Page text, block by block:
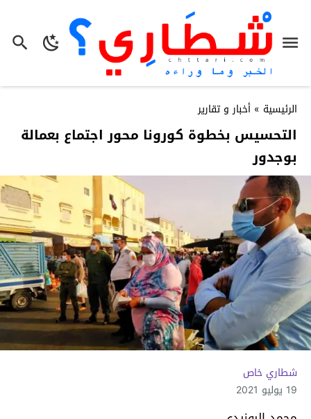
الرئيسية » أخبار و تقارير
التحسيس بخطوة كورونا محور اجتماع بعمالة
بوجدور
شطاري خاص
19 يوليو 2021